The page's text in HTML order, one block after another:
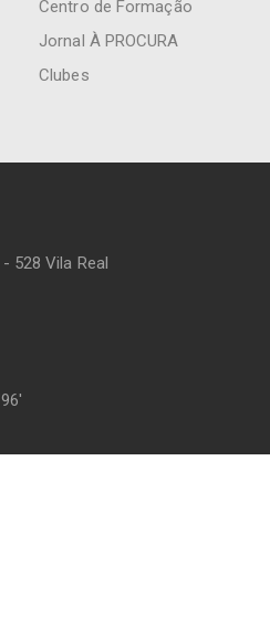
Centro de Formação
Jornal À PROCURA
Clubes
528 Vila Real